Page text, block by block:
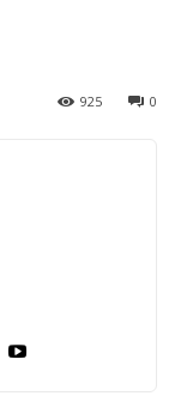
0
925